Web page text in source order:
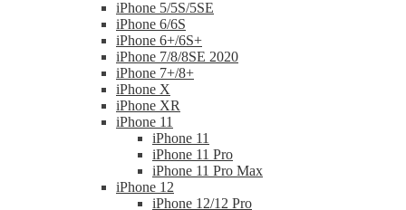
iPhone 5/5S/5SE
iPhone 6/6S
iPhone 6+/6S+
iPhone 7/8/8SE 2020
iPhone 7+/8+
iPhone X
iPhone XR
iPhone 11
iPhone 11
iPhone 11 Pro
iPhone 11 Pro Max
iPhone 12
iPhone 12/12 Pro